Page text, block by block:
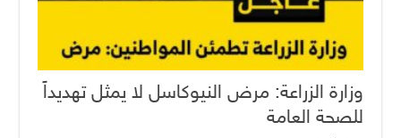
وزارة الزراعة: مرض النيوكاسل لا يمثل تهديداً
للصحة العامة